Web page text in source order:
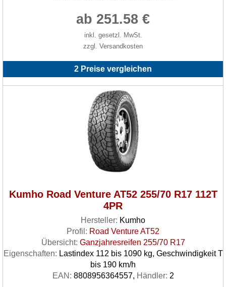
ab 251.58 €
inkl. gesetzl. MwSt.
zzgl. Versandkosten
2 Preise vergleichen
Kumho Road Venture AT52 255/70 R17 112T
4PR
Hersteller: Kumho
Profil: Road Venture AT52
Übersicht: Ganzjahresreifen 255/70 R17
Eigenschaften: Lastindex 112 bis 1090 kg, Geschwindigkeit T
bis 190 km/h
EAN: 8808956364557, Händler: 2